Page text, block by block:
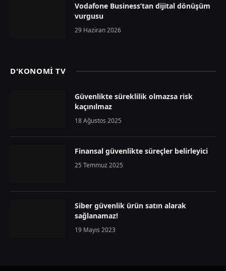
Vodafone Business’tan dijital dönüşüm
vurgusu
29 Haziran 2026
D'KONOMİ TV
Güvenlikte süreklilik olmazsa risk
kaçınılmaz
18 Ağustos 2025
Finansal güvenlikte süreçler belirleyici
25 Temmuz 2025
Siber güvenlik ürün satın alarak
sağlanamaz!
19 Mayıs 2023